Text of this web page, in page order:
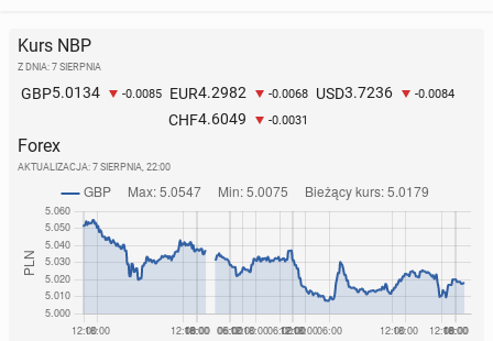
Kurs NBP
Z DNIA: 7 SIERPNIA
GBP5.0134 -0.0085 EUR4.2982 -0.0068 USD3.7236 -0.0084
CHF4.6049 -0.0031
Forex
AKTUALIZACJA: 7 SIERPNIA, 22:00